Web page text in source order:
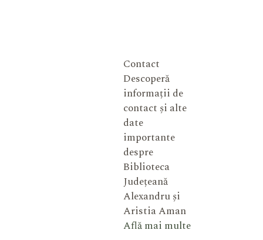
Contact
Descoperă
informații de
contact și alte
date
importante
despre
Biblioteca
Județeană
Alexandru și
Aristia Aman
Află mai multe